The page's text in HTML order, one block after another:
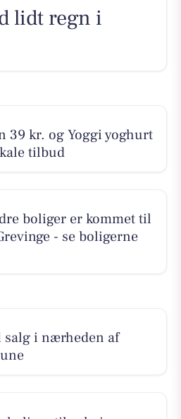
lidt regn i
39 kr. og Yoggi yoghurt
tilbud
boliger er kommet til
- se boligerne
salg i nærheden af